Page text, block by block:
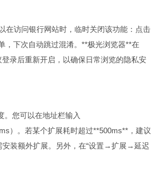
在访问银行网站时，临时关闭该功能：点击
，下次自动跳过混淆。**极光浏览器**在
录后重新开启，以确保日常浏览的隐私安
。您可以在地址栏输入
）。若某个扩展耗时超过**500ms**，建议
安装额外扩展。另外，在“设置→扩展→延迟